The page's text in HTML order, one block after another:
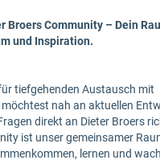
Broers Community – Dein
und Inspiration.
tiefgehenden Austausch mit
nah an aktuellen
direkt an Dieter Broers
ist unser gemeinsamer
lernen und